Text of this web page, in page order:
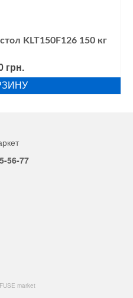
KLT150F126 150 кг
грн.
56-77
market